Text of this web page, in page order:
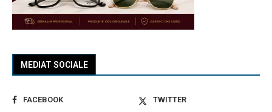
MEDIAT SOCIALE
FACEBOOK
TWITTER